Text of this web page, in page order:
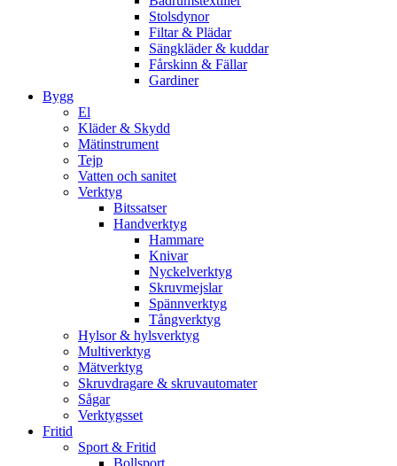
Stolsdynor
Filtar & Plädar
Sängkläder & kuddar
Fårskinn & Fällar
Gardiner
Bygg
El
Kläder & Skydd
Mätinstrument
Tejp
Vatten och sanitet
Verktyg
Bitssatser
Handverktyg
Hammare
Knivar
Nyckelverktyg
Skruvmejslar
Spännverktyg
Tångverktyg
Hylsor & hylsverktyg
Multiverktyg
Mätverktyg
Skruvdragare & skruvautomater
Sågar
Verktygsset
Fritid
Sport & Fritid
Bollsport